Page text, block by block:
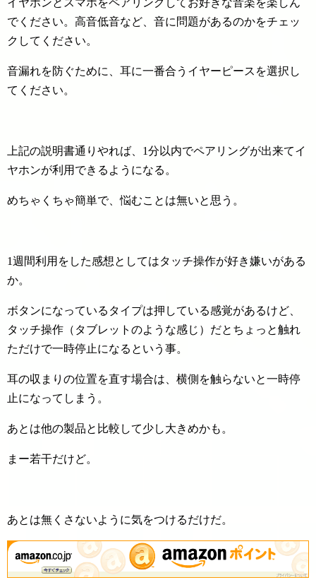
イヤホンとスマホをペアリングしてお好きな音楽を楽しん
でください。高音低音など、音に問題があるのかをチェッ
クしてください。
音漏れを防ぐために、耳に一番合うイヤーピースを選択し
てください。
上記の説明書通りやれば、1分以内でペアリングが出来てイ
ヤホンが利用できるようになる。
めちゃくちゃ簡単で、悩むことは無いと思う。
1週間利用をした感想としてはタッチ操作が好き嫌いがある
か。
ボタンになっているタイプは押している感覚があるけど、
タッチ操作（タブレットのような感じ）だとちょっと触れ
ただけで一時停止になるという事。
耳の収まりの位置を直す場合は、横側を触らないと一時停
止になってしまう。
あとは他の製品と比較して少し大きめかも。
まー若干だけど。
あとは無くさないように気をつけるだけだ。